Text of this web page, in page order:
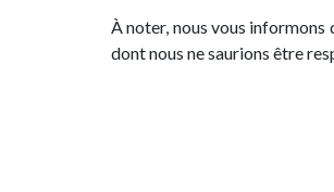
À noter, nous vous informons
dont nous ne saurions être